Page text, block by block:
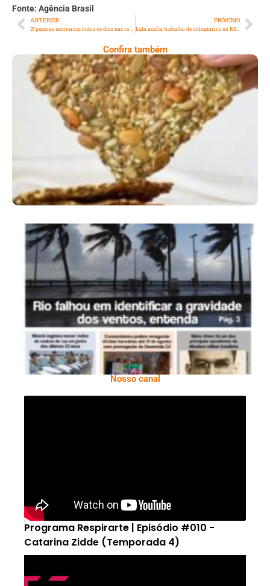
Fonte: Agência Brasil
ANTERIOR
15 pessoas morreram todos os dias nas rodovias federais em 2024
PRÓXIMO
Lula exalta trabalho de voluntários no RS e condena fake news
Confira também
Comer Bem: Cracker De Sementes
Ano X – Número 366 01 A 07 De Agosto De
2026
Nosso canal
Programa Respirarte | Episódio #010 -
Catarina Zidde (Temporada 4)